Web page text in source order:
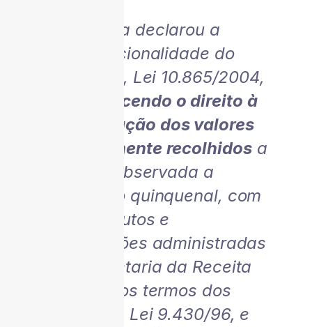
A sentença declarou a
inconstitucionalidade do
artigo 7º, I, Lei 10.865/2004,
reconhecendo o direito à
compensação dos valores
indevidamente recolhidosa
tal título, observada a
prescrição quinquenal, com
outros tributos e
contribuições administradas
pela Secretaria da Receita
Federal, nos termos dos
artigos 74, Lei 9.430/96, e